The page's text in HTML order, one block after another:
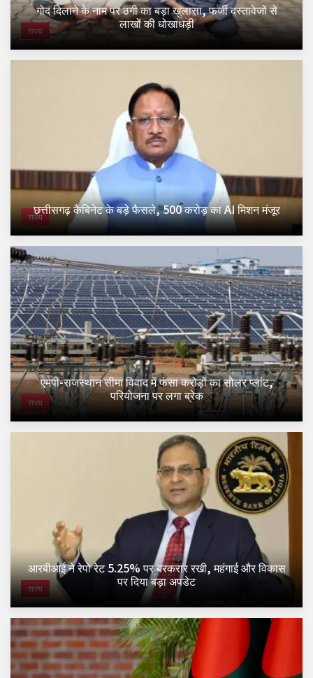
राज्य
गोद दिलाने के नाम पर ठगी का बड़ा खुलासा, फर्जी दस्तावेजों से
लाखों की धोखाधड़ी
राज्य
छत्तीसगढ़ कैबिनेट के बड़े फैसले, 500 करोड़ का AI मिशन मंजूर
राज्य
एमपी-राजस्थान सीमा विवाद में फंसा करोड़ों का सोलर प्लांट,
परियोजना पर लगा ब्रेक
राज्य
आरबीआई ने रेपो रेट 5.25% पर बरकरार रखी, महंगाई और विकास
पर दिया बड़ा अपडेट